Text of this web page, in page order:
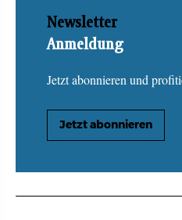
Newsletter
Anmeldung
Jetzt abonnieren und
Jetzt abonnieren